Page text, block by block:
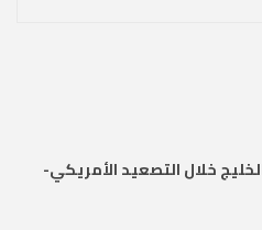
خلال التصعيد الأمريكي-